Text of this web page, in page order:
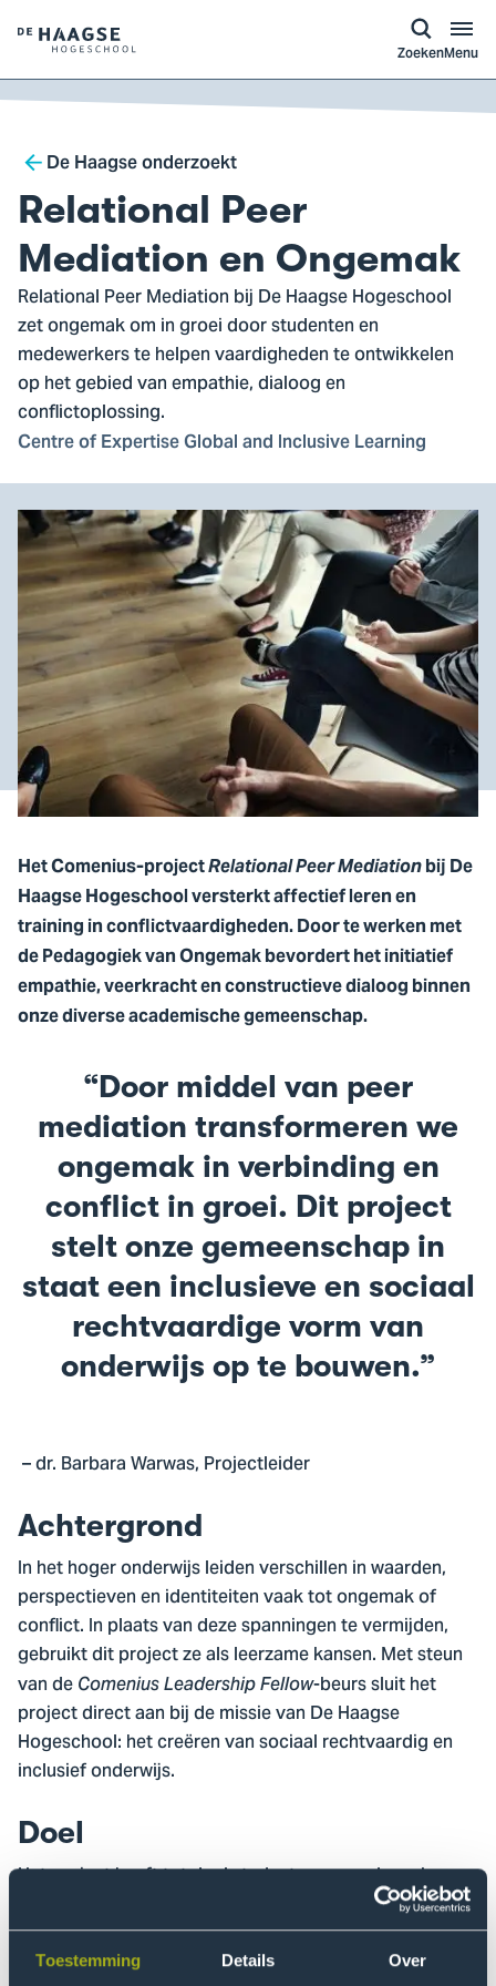
Toestemming Details Over
Logo
van
De
Hogeschool,
ga
naar
de
homepagina
ZoekenMenu
Breadcrumb
De Haagse onderzoekt
Relational Peer
Mediation en Ongemak
Relational Peer Mediation bij De Haagse Hogeschool
zet ongemak om in groei door studenten en
medewerkers te helpen vaardigheden te ontwikkelen
op het gebied van empathie, dialoog en
conflictoplossing.
Centre of Expertise Global and Inclusive Learning
Het Comenius-projectRelational Peer Mediationbij De
Haagse Hogeschool versterkt affectief leren en
training in conflictvaardigheden. Door te werken met
de Pedagogiek van Ongemak bevordert het initiatief
empathie, veerkracht en constructieve dialoog binnen
onze diverse academische gemeenschap.
Door middel van peer
mediation transformeren we
ongemak in verbinding en
conflict in groei. Dit project
stelt onze gemeenschap in
staat een inclusieve en sociaal
rechtvaardige vorm van
onderwijs op te bouwen.
– dr. Barbara Warwas, Projectleider
Achtergrond
In het hoger onderwijs leiden verschillen in waarden,
perspectieven en identiteiten vaak tot ongemak of
conflict. In plaats van deze spanningen te vermijden,
gebruikt dit project ze als leerzame kansen. Met steun
van de Comenius Leadership Fellow-beurs sluit het
project direct aan bij de missie van De Haagse
Hogeschool: het creëren van sociaal rechtvaardig en
inclusief onderwijs.
Doel
Het project heeft tot doel studenten en medewerkers
toe te rusten en voor te bereiden op constructieve
omgang met conflicten door middel van
mediationvaardigheden, zodat ongemak kan worden